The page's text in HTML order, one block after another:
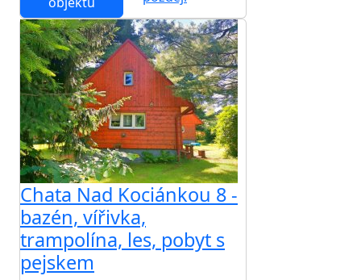
Chata Nad Kociánkou 8 -
bazén, vířivka,
trampolína, les, pobyt s
pejskem